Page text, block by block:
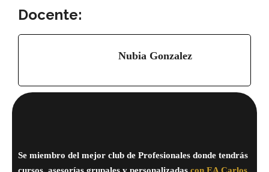
Docente:
Nubia Gonzalez
Se miembro del mejor club de Profesionales donde tendrás